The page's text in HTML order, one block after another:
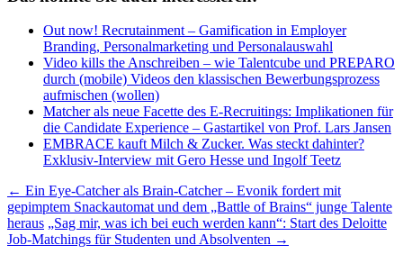
Out now! Recrutainment – Gamification in Employer
Branding, Personalmarketing und Personalauswahl
Video kills the Anschreiben – wie Talentcube und PREPARO
durch (mobile) Videos den klassischen Bewerbungsprozess
aufmischen (wollen)
Matcher als neue Facette des E-Recruitings: Implikationen für
die Candidate Experience – Gastartikel von Prof. Lars Jansen
EMBRACE kauft Milch & Zucker. Was steckt dahinter?
Exklusiv-Interview mit Gero Hesse und Ingolf Teetz
Beitragsnavigation
← Ein Eye-Catcher als Brain-Catcher – Evonik fordert mit
gepimptem Snackautomat und dem „Battle of Brains“ junge Talente
heraus „Sag mir, was ich bei euch werden kann“: Start des Deloitte
Job-Matchings für Studenten und Absolventen →